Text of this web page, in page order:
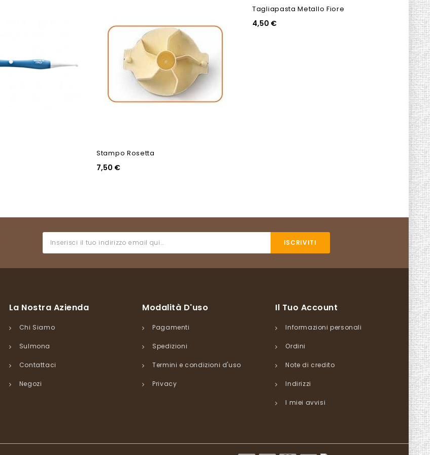
Stampo Rosetta
7,50 €
Tagliapasta Metallo Fiore
4,50 €
Rullo
8,00
La Nostra Azienda
Chi Siamo
Sulmona
Contattaci
Negozi
Modalità D'uso
Pagamenti
Spedizioni
Termini e condizioni d'uso
Privacy
Il Tuo Account
Informazioni personali
Ordini
Note di credito
Indirizzi
I miei avvisi